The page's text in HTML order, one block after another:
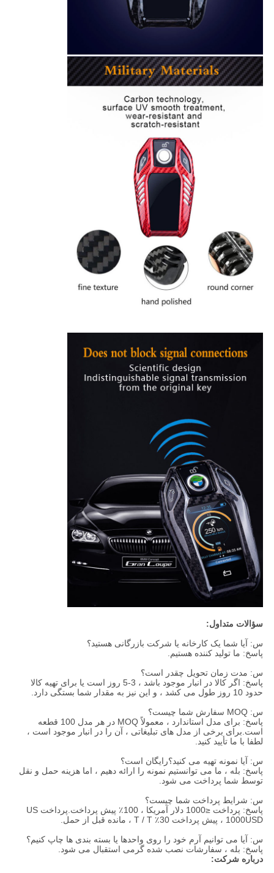
سؤالات متداول:
س: آیا شما یک کارخانه یا شرکت بازرگانی هستید؟
پاسخ: ما تولید کننده هستیم.
س: مدت زمان تحویل چقدر است؟
پاسخ: اگر کالا در انبار موجود باشد ، 3-5 روز است یا برای تهیه کالا
حدود 10 روز طول می کشد ، و این نیز به مقدار شما بستگی دارد.
س: MOQ سفارش شما چیست؟
پاسخ: برای مدل استاندارد ، معمولاً MOQ در هر مدل 100 قطعه
است.برای برخی از مدل های تبلیغاتی ، آن را در انبار موجود است ،
لطفا با ما تأیید کنید.
س: آیا نمونه تهیه می کنید؟رایگان است؟
پاسخ: بله ، ما می توانستیم نمونه را ارائه دهیم ، اما هزینه حمل و نقل
توسط شما پرداخت می شود.
س: شرایط پرداخت شما چیست؟
پاسخ: پرداخت ≤1000 دلار آمریکا ، 100٪ پیش پرداخت.پرداخت US
1000USD ، پیش پرداخت 30٪ T / T ، مانده قبل از حمل.
س: آیا می توانیم آرم خود را روی واحدها یا بسته بندی ها چاپ کنیم؟
پاسخ: بله ، سفارشات نصب شده گرمی استقبال می شود.
درباره شرکت: